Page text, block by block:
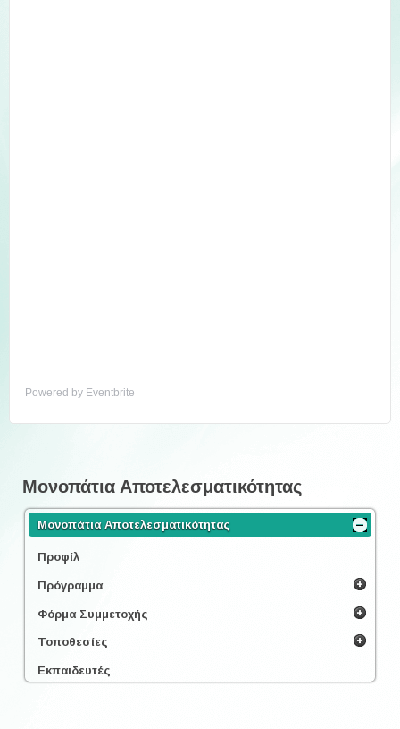
Powered by Eventbrite
Μονοπάτια Αποτελεσματικότητας
Μονοπάτια Αποτελεσματικότητας
Προφίλ
Πρόγραμμα
Φόρμα Συμμετοχής
Τοποθεσίες
Εκπαιδευτές